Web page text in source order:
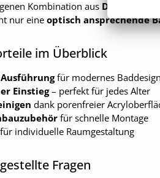
Kombination aus Design,
nur eine optisch ansprechende
im Überblick
für modernes Baddesign
Einstieg– perfekt für jedes Alter
dank porenfreier
für schnelle Montage
für individuelle Raumgestaltung
Fragen